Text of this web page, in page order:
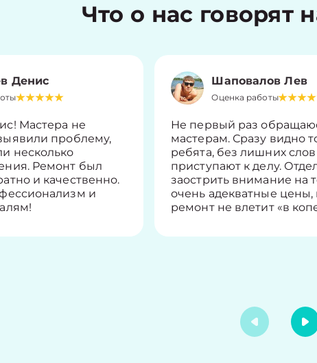
Что о нас говорят
Денис
Мастера не
проблему,
несколько
Ремонт был
и качественно.
и
Шаповалов Лев
Оценка работы
Не первый раз
мастерам. Сразу видно
ребята, без лишних слов
приступают к делу.
заострить внимание на
очень адекватные цены,
ремонт не влетит «в